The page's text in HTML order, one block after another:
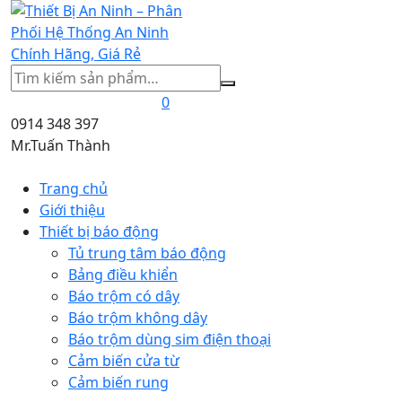
Tìm
kiếm
0
0914 348 397
Mr.Tuấn Thành
Trang chủ
Giới thiệu
Thiết bị báo động
Tủ trung tâm báo động
Bảng điều khiển
Báo trộm có dây
Báo trộm không dây
Báo trộm dùng sim điện thoại
Cảm biến cửa từ
Cảm biến rung